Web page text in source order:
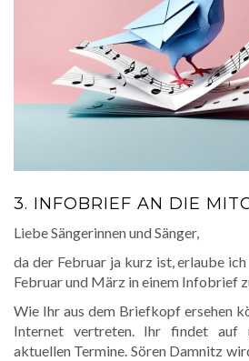
3. INFOBRIEF AN DIE
Liebe Sängerinnen und Sänger,
da der Februar ja kurz ist, erlaube
Februar und März in einem Infobrief
Wie Ihr aus dem Briefkopf ersehen
Internet vertreten. Ihr findet auf
aktuellen Termine. Sören Damnitz